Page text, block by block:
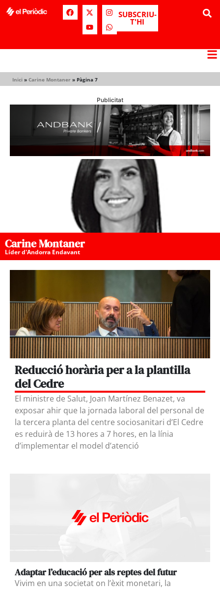
SUBSCRIU-
T'HI
Inici » Carine Montaner » Pàgina 7
Publicitat
Carine Montaner
Líder d'Andorra Endavant
Reducció horària per a la plantilla
del Cedre
El ministre de Salut, Joan Martínez Benazet, va
exposar ahir que la jornada laboral del personal de
la tercera planta del centre sociosanitari d’El Cedre
es reduirà de 13 hores a 7 hores, en la línia
d’implementar el model d’atenció
Adaptar l’educació per als reptes del futur
Vivim en una societat on l’èxit monetari, la